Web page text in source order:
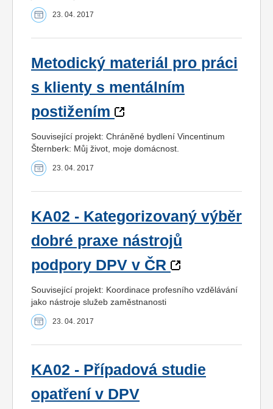
23. 04. 2017
Metodický materiál pro práci
s klienty s mentálním
postižením
Související projekt: Chráněné bydlení Vincentinum
Šternberk: Můj život, moje domácnost.
23. 04. 2017
KA02 - Kategorizovaný výběr
dobré praxe nástrojů
podpory DPV v ČR
Související projekt: Koordinace profesního vzdělávání
jako nástroje služeb zaměstnanosti
23. 04. 2017
KA02 - Případová studie
opatření v DPV